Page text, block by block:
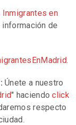
Inmigrantes en
de
.
Únete a nuestro
" haciendoclick
respecto